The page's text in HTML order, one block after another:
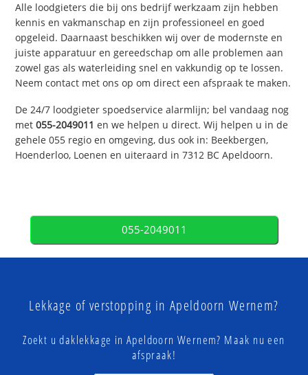
Alle loodgieters die bij ons bedrijf werkzaam zijn hebben
kennis en vakmanschap en zijn professioneel en goed
opgeleid. Daarnaast beschikken wij over de modernste en
juiste apparatuur en gereedschap om alle problemen aan
zowel gas als waterleiding snel en vakkundig op te lossen.
Neem contact met ons op om direct een afspraak te maken.
De 24/7 loodgieter spoedservice alarmlijn; bel vandaag nog
met055-2049011 en we helpen u direct. Wij helpen u in de
gehele 055 regio en omgeving, dus ook in: Beekbergen,
Hoenderloo, Loenen en uiteraard in 7312 BC Apeldoorn.
055-2049011
Lekkage of verstopping in Apeldoorn Wernem?
Zoekt u daklekkage in Apeldoorn Wernem? Maak nu een
afspraak!